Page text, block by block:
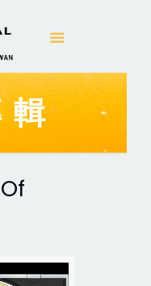
輯